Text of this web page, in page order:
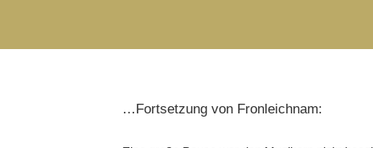
…Fortsetzung von Fronleichnam: